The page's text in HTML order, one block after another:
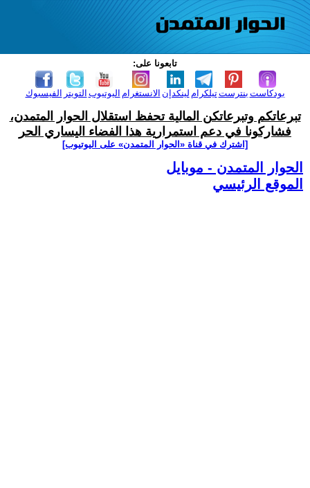
تابعونا على:
الفيسبوك التويتر اليوتيوب الانستغرام لينكدإن تيلكرامبنترست بودكاست
تبرعاتكم وتبرعاتكن المالية تحفظ استقلال الحوار المتمدن،
فشاركونا في دعم استمرارية هذا الفضاء اليساري الحر
[اشترك في قناة ‫«الحوار المتمدن» على اليوتيوب]
الحوار المتمدن - موبايل
الموقع الرئيسي